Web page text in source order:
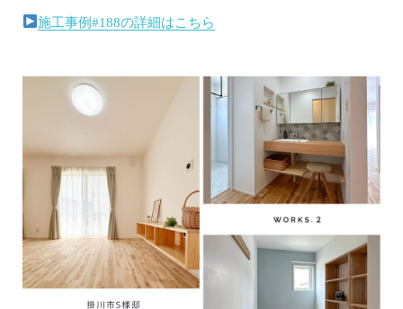
施工事例#188の詳細はこちら